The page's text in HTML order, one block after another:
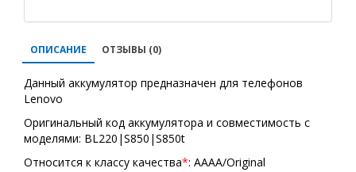
ОПИСАНИЕ ОТЗЫВЫ (0)
Данный аккумулятор предназначен для телефонов
Lenovo
Оригинальный код аккумулятора и совместимость с
моделями: BL220|S850|S850t
Относится к классу качества*: AAAA/Original